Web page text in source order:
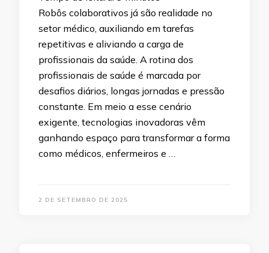
Robôs colaborativos já são realidade no
setor médico, auxiliando em tarefas
repetitivas e aliviando a carga de
profissionais da saúde. A rotina dos
profissionais de saúde é marcada por
desafios diários, longas jornadas e pressão
constante. Em meio a esse cenário
exigente, tecnologias inovadoras vêm
ganhando espaço para transformar a forma
como médicos, enfermeiros e …
2 DE SETEMBRO DE 2025